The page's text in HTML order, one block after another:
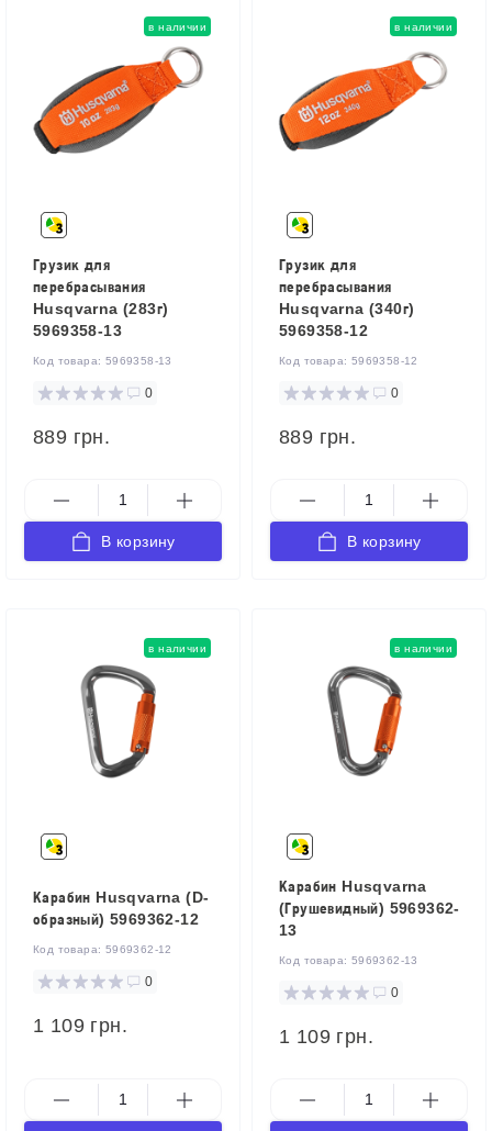
в наличии
Грузик для
перебрасывания
Husqvarna (283г)
5969358-13
Код товара: 5969358-13
0
889 грн.
В корзину
в наличии
Грузик для
перебрасывания
Husqvarna (340г)
5969358-12
Код товара: 5969358-12
0
889 грн.
В корзину
в наличии
Карабин Husqvarna (D-
образный) 5969362-12
Код товара: 5969362-12
0
1 109 грн.
в наличии
Карабин Husqvarna
(Грушевидный) 5969362-
13
Код товара: 5969362-13
0
1 109 грн.